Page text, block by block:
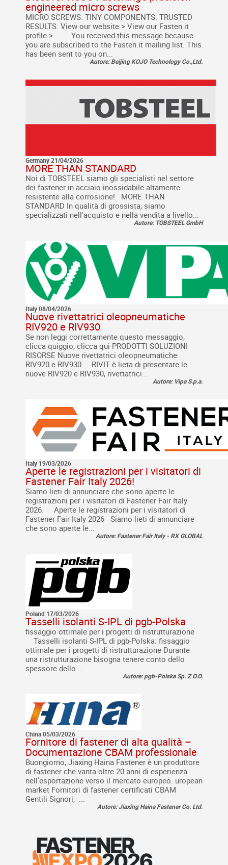
engineered micro screws
MICRO SCREWS. TINY COMPONENTS. TRUSTED
RESULTS. View our website > View our Fasten.it
profile > You received this message because
you are subscribed to the Fasten.it mailing list. This
has been sent to you on...
Autore: Beijing KOJO Technology Co.,Ltd.
Germany 21/04/2026
MORE THAN STANDARD
Noi di TOBSTEEL siamo gli specialisti nel settore
dei fastener in acciaio inossidabile altamente
resistente alla corrosione! MORE THAN
STANDARD In qualità di grossista, siamo
specializzati nell'acquisto e nella vendita a livello...
Autore: TOBSTEEL GmbH
Italy 08/04/2026
Nuove rivettatrici oleopneumatiche
RIV920 e RIV930
Se non leggi correttamente questo messaggio,
clicca quiggio, clicca qui PRODOTTI SOLUZIONI
RISORSE Nuove rivettatrici oleopneumatiche
RIV920 e RIV930 RIVIT è lieta di presentare le
nuove RIV920 e RIV930, rivettatrici...
Autore: Vipa S.p.a.
Italy 19/03/2026
Aperte le registrazioni per i visitatori di
Fastener Fair Italy 2026!
Siamo lieti di annunciare che sono aperte le
registrazioni per i visitatori di Fastener Fair Italy
2026. Aperte le registrazioni per i visitatori di
Fastener Fair Italy 2026 Siamo lieti di annunciare
che sono aperte le...
Autore: Fastener Fair Italy - RX GLOBAL
Poland 17/03/2026
Tasselli isolanti S-IPL di pgb-Polska
fissaggio ottimale per i progetti di ristrutturazione
Tasselli isolanti S-IPL di pgb-Polska: fissaggio
ottimale per i progetti di ristrutturazione Durante
una ristrutturazione bisogna tenere conto dello
spessore dello...
Autore: pgb-Polska Sp. Z O.O.
China 05/03/2026
Fornitore di fastener di alta qualità –
Documentazione CBAM professionale
Buongiorno, Jiaxing Haina Fastener è un produttore
di fastener che vanta oltre 20 anni di esperienza
nell'esportazione verso il mercato europeo. uropean
market Fornitori di fastener certificati CBAM
Gentili Signori, ...
Autore: Jiaxing Haina Fastener Co. Ltd.